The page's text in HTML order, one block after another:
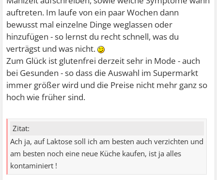
auftreten. Im laufe von ein paar Wochen dann
bewusst mal einzelne Dinge weglassen oder
hinzufügen - so lernst du recht schnell, was du
verträgst und was nicht.
Zum Glück ist glutenfrei derzeit sehr in Mode - auch
bei Gesunden - so dass die Auswahl im Supermarkt
immer größer wird und die Preise nicht mehr ganz so
hoch wie früher sind.
Zitat:
Ach ja, auf Laktose soll ich am besten auch verzichten und
am besten noch eine neue Küche kaufen, ist ja alles
kontaminiert !